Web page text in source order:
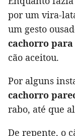
por um vira-
um gesto
cachorro
cão aceitou.
Por alguns
cachorro
rabo, até que
De repente, o